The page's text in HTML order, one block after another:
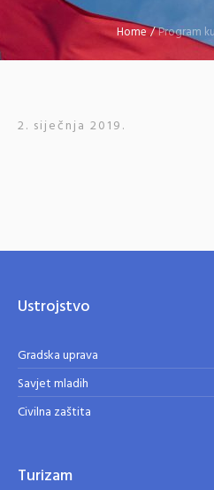
Home/Program
2. siječnja 2019.
Ustrojstvo
Gradska uprava
Savjet mladih
Civilna zaštita
Turizam